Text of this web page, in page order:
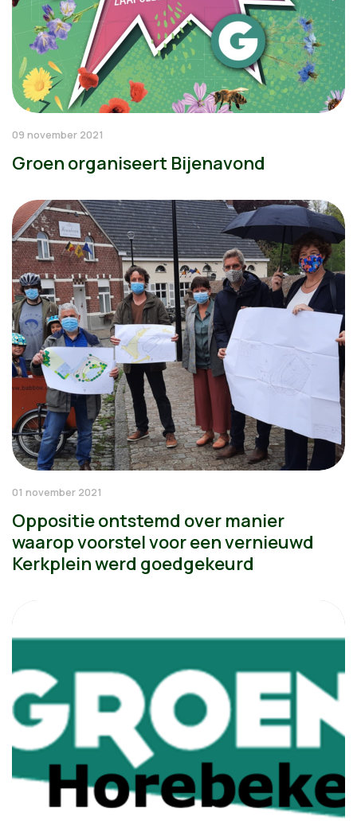
09 november 2021
Groen organiseert Bijenavond
01 november 2021
Oppositie ontstemd over manier
waarop voorstel voor een vernieuwd
Kerkplein werd goedgekeurd